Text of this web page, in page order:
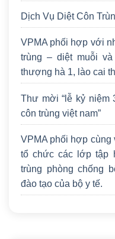
Dịch Vụ Diệt Côn
VPMA phối hợp với
trùng – diệt muỗi
thượng hà 1, lào cai
Thư mời “lễ kỷ niệm
côn trùng việt nam”
VPMA phối hợp cùng
tổ chức các lớp tập
trùng phòng chống
đào tạo của bộ y tế.